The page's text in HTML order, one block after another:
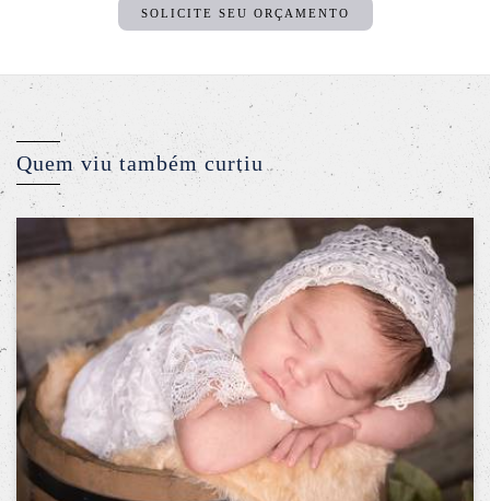
SOLICITE SEU ORÇAMENTO
Quem viu também curtiu